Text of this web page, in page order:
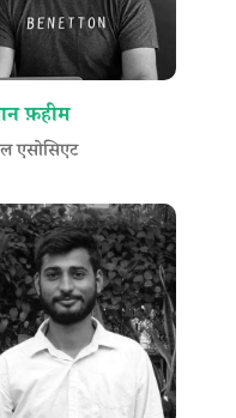
फ़हीम
एसोसिएट